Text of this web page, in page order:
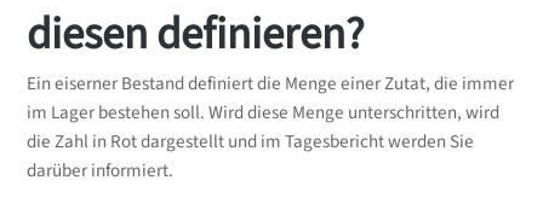
diesen definieren?
Ein eiserner Bestand definiert die Menge einer Zutat, die immer
im Lager bestehen soll. Wird diese Menge unterschritten, wird
die Zahl in Rot dargestellt und im Tagesbericht werden Sie
darüber informiert.